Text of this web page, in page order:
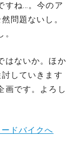
すね…。今のア
問題ないし。
はないか。ほか
していきます
画です。よろし